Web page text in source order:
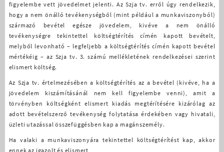
figyelembe vett jövedelmet jelenti. Az Szja tv. erről úgy rendelkezik,
hogy a nem önálló tevékenységből (mint például a munkaviszonyból)
származó bevétel egésze jövedelem, kivéve a nem önálló
tevékenységre tekintettel költségtérítés címén kapott bevételt,
melyből levonható – legfeljebb a költségtérítés címén kapott bevétel
mértékéig – az Szja tv. 3. számú mellékletének rendelkezései szerint
elismert költség.
Az Szja tv. értelmezésében a költségtérítés az a bevétel (kivéve, ha a
jövedelem kiszámításánál nem kell figyelembe venni), amit a
törvényben költségként elismert kiadás megtérítésére kizárólag az
adott bevételszerző tevékenység folytatása érdekében vagy hivatali,
üzleti utazással összefüggésben kap a magánszemély.
Ha valaki a munkaviszonyára tekintettel költségtérítést kap, akkor
ennek az igazolt és elismert